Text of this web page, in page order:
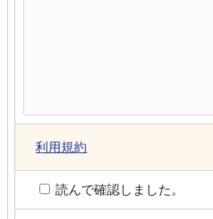
利用規約
読んで確認しました。